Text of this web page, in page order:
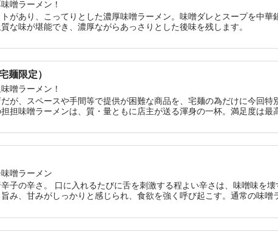
噌ラーメン！
があり、こってりとした濃厚味噌ラーメン。味噌ダレとスープを中華
な味が堪能でき、濃厚ながらあっさりとした後味を残します。
麺限定）
噌ラーメン！
が、スペースや手間等で提供が困難な商品を、宅麺の為だけに今回特
担味噌ラーメンは、質・量ともに店主が送る渾身の一杯。満足度は最
噌ラーメン
子の辛さ。 口に入れるたびに舌を刺激する程よい辛さは、味噌味を
み、甘みがしっかりと感じられ、食欲を強く呼び起こす。通常の味噌